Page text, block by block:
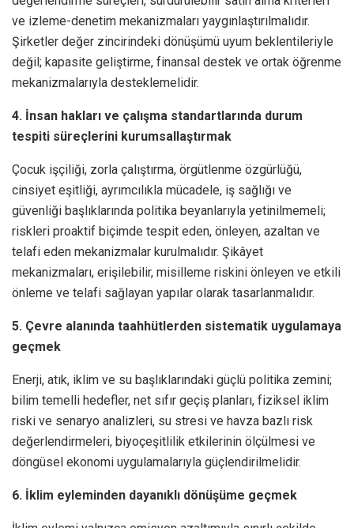
ve izleme-denetim mekanizmaları yaygınlaştırılmalıdır.
Şirketler değer zincirindeki dönüşümü uyum beklentileriyle
değil; kapasite geliştirme, finansal destek ve ortak öğrenme
mekanizmalarıyla desteklemelidir.
4. İnsan hakları ve çalışma standartlarında durum
tespiti süreçlerini kurumsallaştırmak
Çocuk işçiliği, zorla çalıştırma, örgütlenme özgürlüğü,
cinsiyet eşitliği, ayrımcılıkla mücadele, iş sağlığı ve
güvenliği başlıklarında politika beyanlarıyla yetinilmemeli;
riskleri proaktif biçimde tespit eden, önleyen, azaltan ve
telafi eden mekanizmalar kurulmalıdır. Şikâyet
mekanizmaları, erişilebilir, misilleme riskini önleyen ve etkili
önleme ve telafi sağlayan yapılar olarak tasarlanmalıdır.
5. Çevre alanında taahhütlerden sistematik uygulamaya
geçmek
Enerji, atık, iklim ve su başlıklarındaki güçlü politika zemini;
bilim temelli hedefler, net sıfır geçiş planları, fiziksel iklim
riski ve senaryo analizleri, su stresi ve havza bazlı risk
değerlendirmeleri, biyoçeşitlilik etkilerinin ölçülmesi ve
döngüsel ekonomi uygulamalarıyla güçlendirilmelidir.
6. İklim eyleminden dayanıklı dönüşüme geçmek